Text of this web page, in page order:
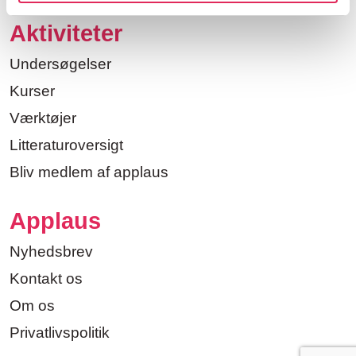
Aktiviteter
Undersøgelser
Kurser
Værktøjer
Litteraturoversigt
Bliv medlem af applaus
Applaus
Nyhedsbrev
Kontakt os
Om os
Privatlivspolitik